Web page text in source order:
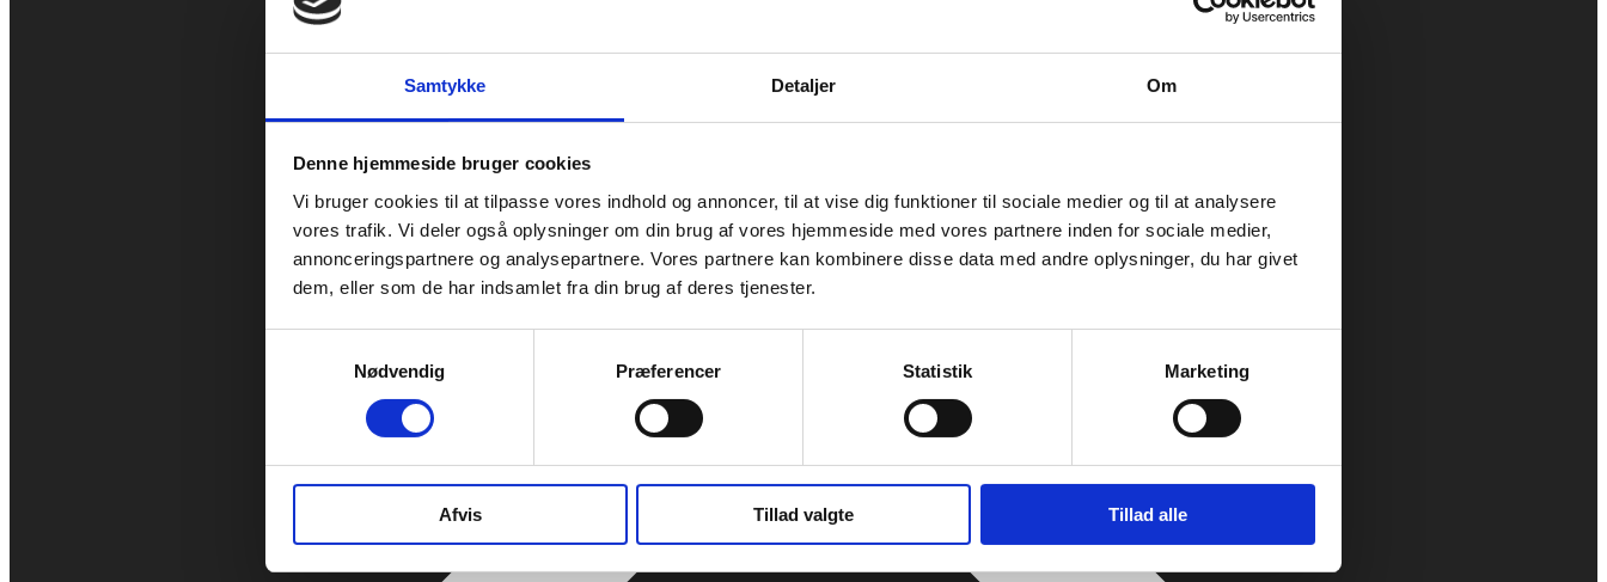
Samtykke Detaljer Om
Denne hjemmeside bruger cookies
Vi bruger cookies til at tilpasse vores indhold og annoncer, til at vise dig funktioner til sociale medier og til at analysere
vores trafik. Vi deler også oplysninger om din brug af vores hjemmeside med vores partnere inden for sociale medier,
annonceringspartnere og analysepartnere. Vores partnere kan kombinere disse data med andre oplysninger, du har givet
dem, eller som de har indsamlet fra din brug af deres tjenester.
Nødvendig
Præferencer Statistik Marketing
Afvis Tillad valgte Tillad alle